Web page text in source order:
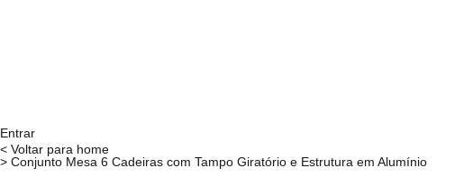
Entrar
< Voltar para home
> Conjunto Mesa 6 Cadeiras com Tampo Giratório e Estrutura em Alumínio